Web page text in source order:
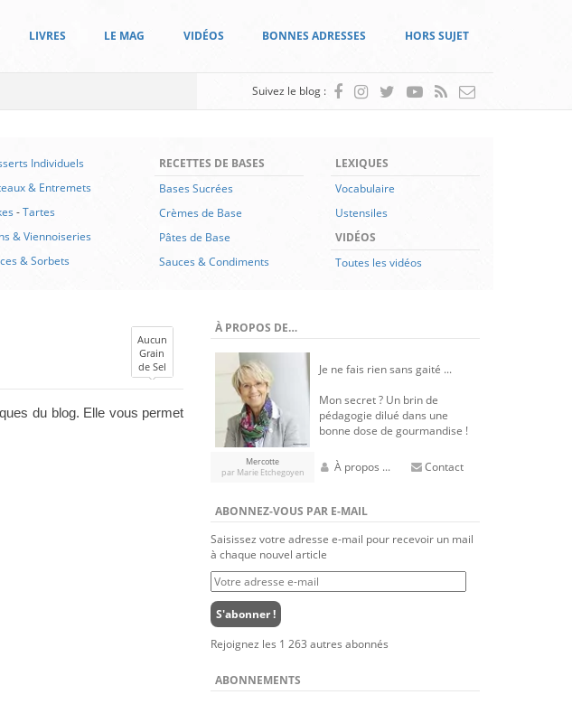
LIVRES LE MAG VIDÉOS BONNES ADRESSES HORS SUJET
Suivez le blog :
Individuels
& Entremets
-Tartes
& Viennoiseries
& Sorbets
RECETTES DE BASES
Bases Sucrées
Crèmes de Base
Pâtes de Base
Sauces & Condiments
LEXIQUES
Vocabulaire
Ustensiles
VIDÉOS
Toutes les vidéos
Aucun
Grain
de Sel
du blog. Elle vous permet
À PROPOS DE…
Je ne fais rien sans gaité ...
Mon secret ? Un brin de
pédagogie dilué dans une
bonne dose de gourmandise !
Mercotte
par Marie Etchegoyen
À propos ... Contact
ABONNEZ-VOUS PAR E-MAIL
Saisissez votre adresse e-mail pour recevoir un mail
à chaque nouvel article
Votre
adresse
e-
mail
S'abonner !
Rejoignez les 1 263 autres abonnés
ABONNEMENTS